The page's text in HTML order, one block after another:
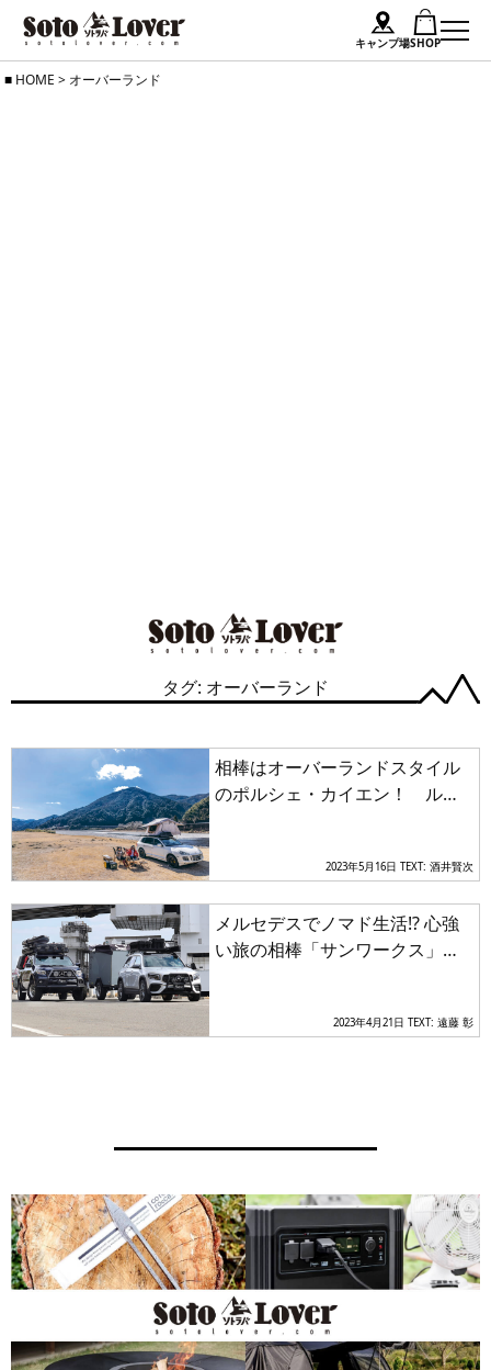
キャンプ場SHOP
SkipHOME > オーバーランド
タグ: オーバーランド
相棒はオーバーランドスタイル
のポルシェ・カイエン！ ルー
スタイルとは？2023年5月16日 TEXT: 酒井賢次
メルセデスでノマド生活!? 心強
い旅の相棒「サンワークス」が
2023年4月21日 TEXT: 遠藤 彰